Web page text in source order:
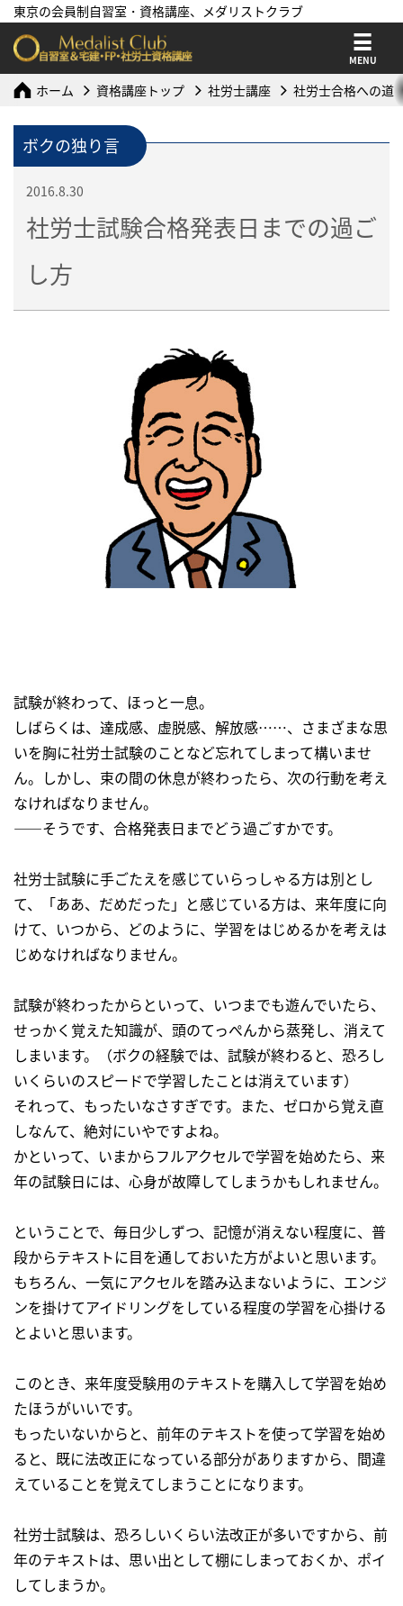
東京の会員制自習室・資格講座、メダリストクラブ
MENU
ホーム 資格講座トップ 社労士講座 社労士合格への道
ボクの独り言
2016.8.30
社労士試験合格発表日までの過ご
し方
試験が終わって、ほっと一息。
しばらくは、達成感、虚脱感、解放感……、さまざまな思
いを胸に社労士試験のことなど忘れてしまって構いませ
ん。しかし、束の間の休息が終わったら、次の行動を考え
なければなりません。
――そうです、合格発表日までどう過ごすかです。
社労士試験に手ごたえを感じていらっしゃる方は別とし
て、「ああ、だめだった」と感じている方は、来年度に向
けて、いつから、どのように、学習をはじめるかを考えは
じめなければなりません。
試験が終わったからといって、いつまでも遊んでいたら、
せっかく覚えた知識が、頭のてっぺんから蒸発し、消えて
しまいます。（ボクの経験では、試験が終わると、恐ろし
いくらいのスピードで学習したことは消えています）
それって、もったいなさすぎです。また、ゼロから覚え直
しなんて、絶対にいやですよね。
かといって、いまからフルアクセルで学習を始めたら、来
年の試験日には、心身が故障してしまうかもしれません。
ということで、毎日少しずつ、記憶が消えない程度に、普
段からテキストに目を通しておいた方がよいと思います。
もちろん、一気にアクセルを踏み込まないように、エンジ
ンを掛けてアイドリングをしている程度の学習を心掛ける
とよいと思います。
このとき、来年度受験用のテキストを購入して学習を始め
たほうがいいです。
もったいないからと、前年のテキストを使って学習を始め
ると、既に法改正になっている部分がありますから、間違
えていることを覚えてしまうことになります。
社労士試験は、恐ろしいくらい法改正が多いですから、前
年のテキストは、思い出として棚にしまっておくか、ポイ
してしまうか。